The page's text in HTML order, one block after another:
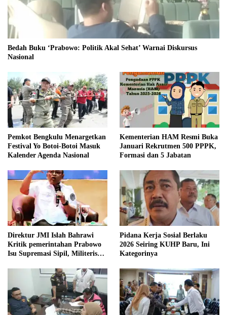
Bedah Buku ‘Prabowo: Politik Akal Sehat’ Warnai Diskursus
Nasional
Pemkot Bengkulu Menargetkan
Festival Yo Botoi-Botoi Masuk
Kalender Agenda Nasional
Kementerian HAM Resmi Buka
Januari Rekrutmen 500 PPPK,
Formasi dan 5 Jabatan
Direktur JMI Islah Bahrawi
Kritik pemerintahan Prabowo
Isu Supremasi Sipil, Militerisasi,
Pidana Kerja Sosial Berlaku
2026 Seiring KUHP Baru, Ini
Kategorinya